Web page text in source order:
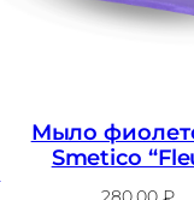
Мыло
Smetico